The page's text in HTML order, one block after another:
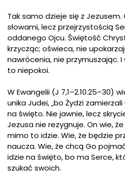
Tak samo dzieje się z
słowami, lecz przejrzystością
oddanego Ojcu. Świętość
krzycząc; oświeca, nie
nawrócenia, nie przymuszając.
to niepokoi.
W Ewangelii (J 7,1–2.10.25–30)
unika Judei, „bo Żydzi
na święto. Nie jawnie, lecz
Jezusa nie rezygnuje. On wie,
mimo to idzie. Wie, że będzie
naucza. Wie, że chcą Go
idzie na święto, bo ma Serce,
szukać swoich.